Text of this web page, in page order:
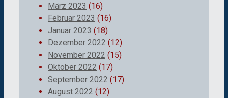
März 2023 (16)
Februar 2023 (16)
Januar 2023 (18)
Dezember 2022 (12)
November 2022 (15)
Oktober 2022 (17)
September 2022 (17)
August 2022 (12)